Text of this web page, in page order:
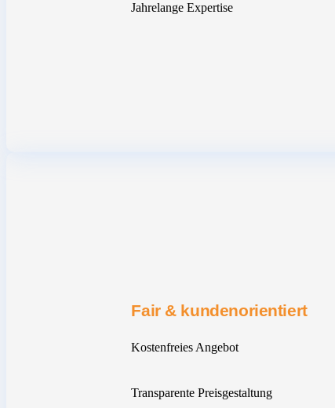
Jahrelange Expertise
Fair & kundenorientiert
Kostenfreies Angebot
Transparente Preisgestaltung